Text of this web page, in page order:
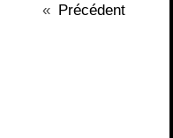
« Précédent